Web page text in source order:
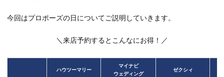
今回はプロポーズの日についてご説明していきます。
＼来店予約するとこんなにお得！／
ハウツーマリー
マイナビ
ウェディング
ゼクシィ